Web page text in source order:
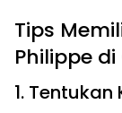
Tips
Philippe di
1.